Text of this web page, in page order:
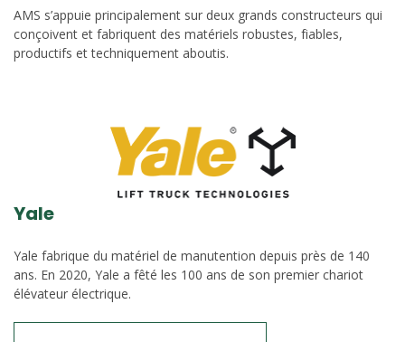
AMS s’appuie principalement sur deux grands constructeurs qui
conçoivent et fabriquent des matériels robustes, fiables,
productifs et techniquement aboutis.
Yale
Yale fabrique du matériel de manutention depuis près de 140
ans. En 2020, Yale a fêté les 100 ans de son premier chariot
élévateur électrique.